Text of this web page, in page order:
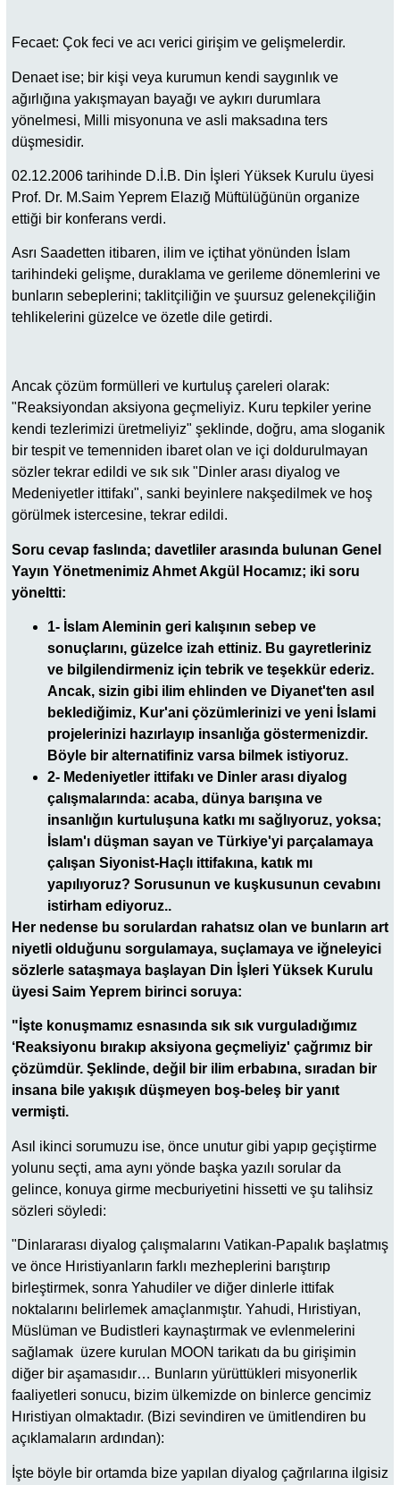
Fecaet: Çok feci ve acı verici girişim ve gelişmelerdir.
Denaet ise; bir kişi veya kurumun kendi saygınlık ve
ağırlığına yakışmayan bayağı ve aykırı durumlara
yönelmesi, Milli misyonuna ve asli maksadına ters
düşmesidir.
02.12.2006 tarihinde D.İ.B. Din İşleri Yüksek Kurulu üyesi
Prof. Dr. M.Saim Yeprem Elazığ Müftülüğünün organize
ettiği bir konferans verdi.
Asrı Saadetten itibaren, ilim ve içtihat yönünden İslam
tarihindeki gelişme, duraklama ve gerileme dönemlerini ve
bunların sebeplerini; taklitçiliğin ve şuursuz gelenekçiliğin
tehlikelerini güzelce ve özetle dile getirdi.
Ancak çözüm formülleri ve kurtuluş çareleri olarak:
"Reaksiyondan aksiyona geçmeliyiz. Kuru tepkiler yerine
kendi tezlerimizi üretmeliyiz" şeklinde, doğru, ama sloganik
bir tespit ve temenniden ibaret olan ve içi doldurulmayan
sözler tekrar edildi ve sık sık "Dinler arası diyalog ve
Medeniyetler ittifakı", sanki beyinlere nakşedilmek ve hoş
görülmek istercesine, tekrar edildi.
Soru cevap faslında; davetliler arasında bulunan Genel
Yayın Yönetmenimiz Ahmet Akgül Hocamız; iki soru
yöneltti:
1- İslam Aleminin geri kalışının sebep ve
sonuçlarını, güzelce izah ettiniz. Bu gayretleriniz
ve bilgilendirmeniz için tebrik ve teşekkür ederiz.
Ancak, sizin gibi ilim ehlinden ve Diyanet'ten asıl
beklediğimiz, Kur'ani çözümlerinizi ve yeni İslami
projelerinizi hazırlayıp insanlığa göstermenizdir.
Böyle bir alternatifiniz varsa bilmek istiyoruz.
2- Medeniyetler ittifakı ve Dinler arası diyalog
çalışmalarında: acaba, dünya barışına ve
insanlığın kurtuluşuna katkı mı sağlıyoruz, yoksa;
İslam'ı düşman sayan ve Türkiye'yi parçalamaya
çalışan Siyonist-Haçlı ittifakına, katık mı
yapılıyoruz? Sorusunun ve kuşkusunun cevabını
istirham ediyoruz..
Her nedense bu sorulardan rahatsız olan ve bunların art
niyetli olduğunu sorgulamaya, suçlamaya ve iğneleyici
sözlerle sataşmaya başlayan Din İşleri Yüksek Kurulu
üyesi Saim Yeprem birinci soruya:
"İşte konuşmamız esnasında sık sık vurguladığımız
‘Reaksiyonu bırakıp aksiyona geçmeliyiz' çağrımız bir
çözümdür. Şeklinde, değil bir ilim erbabına, sıradan bir
insana bile yakışık düşmeyen boş-beleş bir yanıt
vermişti.
Asıl ikinci sorumuzu ise, önce unutur gibi yapıp geçiştirme
yolunu seçti, ama aynı yönde başka yazılı sorular da
gelince, konuya girme mecburiyetini hissetti ve şu talihsiz
sözleri söyledi:
"Dinlararası diyalog çalışmalarını Vatikan-Papalık başlatmış
ve önce Hıristiyanların farklı mezheplerini barıştırıp
birleştirmek, sonra Yahudiler ve diğer dinlerle ittifak
noktalarını belirlemek amaçlanmıştır. Yahudi, Hıristiyan,
Müslüman ve Budistleri kaynaştırmak ve evlenmelerini
sağlamak üzere kurulan MOON tarikatı da bu girişimin
diğer bir aşamasıdır… Bunların yürüttükleri misyonerlik
faaliyetleri sonucu, bizim ülkemizde on binlerce gencimiz
Hıristiyan olmaktadır. (Bizi sevindiren ve ümitlendiren bu
açıklamaların ardından):
İşte böyle bir ortamda bize yapılan diyalog çağrılarına ilgisiz